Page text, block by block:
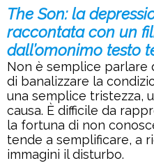
The Son: la
raccontata con un
dall’omonimo testo
Non è semplice parlare
di banalizzare la
una semplice tristezza,
causa. È difficile da
la fortuna di non
tende a semplificare, a
immagini il disturbo.